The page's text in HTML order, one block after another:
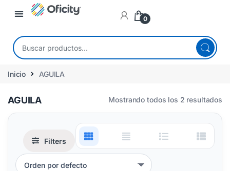
0
Inicio AGUILA
AGUILA Mostrando todos los 2 resultados
Filters